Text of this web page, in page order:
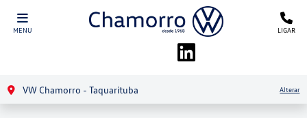
MENU LIGAR
VW Chamorro - Taquarituba Alterar